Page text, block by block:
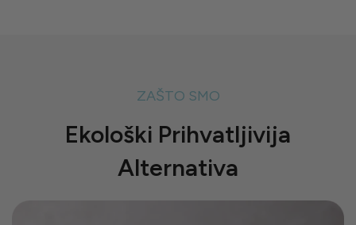
ZAŠTO SMO
Ekološki Prihvatljivija
Alternativa